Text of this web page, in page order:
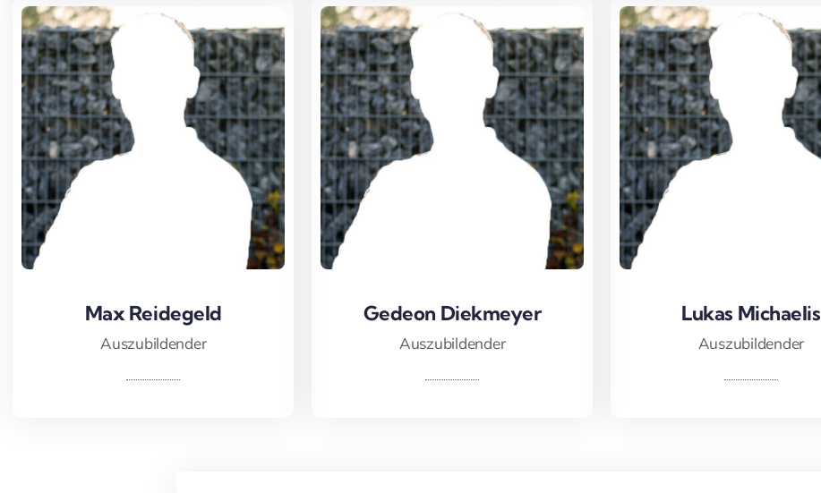
Max Reidegeld
Auszubildender
Max Reidegeld Gedeon Diekmeyer
Auszubildender
Gedeon Diekmeyer Lukas Michaelis
Auszubildender
Lukas Michaelis